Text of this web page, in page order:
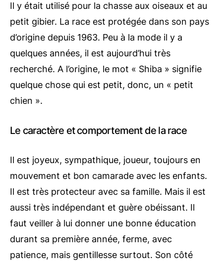
Il y était utilisé pour la chasse aux oiseaux et au
petit gibier. La race est protégée dans son pays
d’origine depuis 1963. Peu à la mode il y a
quelques années, il est aujourd’hui très
recherché. A l’origine, le mot « Shiba » signifie
quelque chose qui est petit, donc, un « petit
chien ».
Le caractère et comportement de la race
Il est joyeux, sympathique, joueur, toujours en
mouvement et bon camarade avec les enfants.
Il est très protecteur avec sa famille. Mais il est
aussi très indépendant et guère obéissant. Il
faut veiller à lui donner une bonne éducation
durant sa première année, ferme, avec
patience, mais gentillesse surtout. Son côté